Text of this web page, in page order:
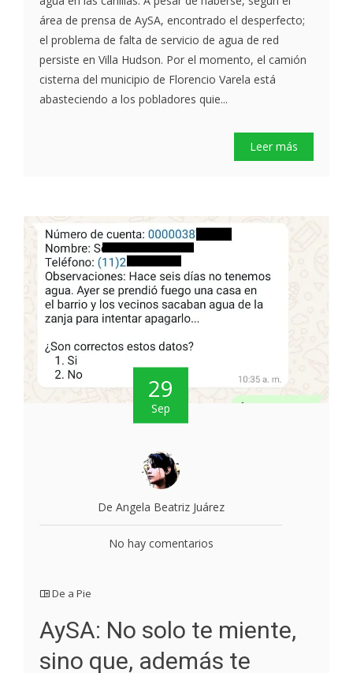
área de prensa de AySA, encontrado el desperfecto;
el problema de falta de servicio de agua de red
persiste en Villa Hudson. Por el momento, el camión
cisterna del municipio de Florencio Varela está
abasteciendo a los pobladores quie...
Leer más
29
Sep
De Angela Beatriz Juárez
No hay comentarios
De a Pie
AySA: No solo te miente,
sino que, además te